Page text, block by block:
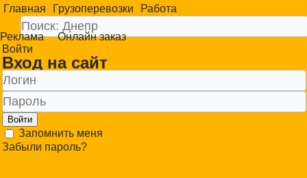
Главная Грузоперевозки Работа
Реклама
Онлайн заказ
Войти
Вход на сайт
Войти
Запомнить меня
Забыли пароль?